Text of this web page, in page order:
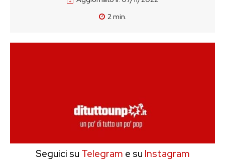
2min.
Seguici su Telegram e su Instagram